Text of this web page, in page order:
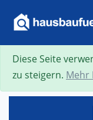
Suche
Diese Seite
zu steigern. Mehr